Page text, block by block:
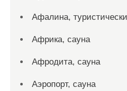
Афалина,
Африка, сауна
Афродита, сауна
Аэропорт, сауна